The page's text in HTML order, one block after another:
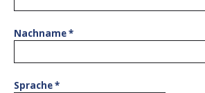
Nachname*
Sprache*